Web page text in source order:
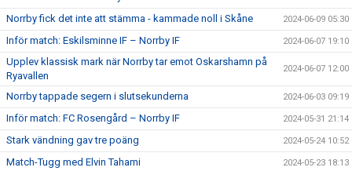
Norrby fick det inte att stämma - kammade noll i Skåne 2024-06-09 05:30
Inför match: Eskilsminne IF – Norrby IF 2024-06-07 19:10
Upplev klassisk mark när Norrby tar emot Oskarshamn på
Ryavallen
2024-06-07 12:00
Norrby tappade segern i slutsekunderna 2024-06-03 09:19
Inför match: FC Rosengård – Norrby IF 2024-05-31 21:14
Stark vändning gav tre poäng 2024-05-24 10:52
Match-Tugg med Elvin Tahami 2024-05-23 18:13